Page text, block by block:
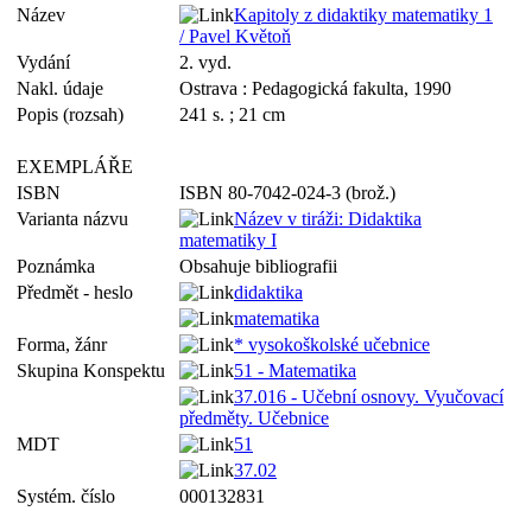
Název
Kapitoly z didaktiky matematiky 1
/ Pavel Květoň
Vydání
2. vyd.
Nakl. údaje
Ostrava : Pedagogická fakulta, 1990
Popis (rozsah)
241 s. ; 21 cm
EXEMPLÁŘE
ISBN
ISBN 80-7042-024-3 (brož.)
Varianta názvu
Název v tiráži: Didaktika
matematiky I
Poznámka
Obsahuje bibliografii
Předmět - heslo
didaktika
matematika
Forma, žánr
* vysokoškolské učebnice
Skupina Konspektu
51 - Matematika
37.016 - Učební osnovy. Vyučovací
předměty. Učebnice
MDT
51
37.02
Systém. číslo
000132831